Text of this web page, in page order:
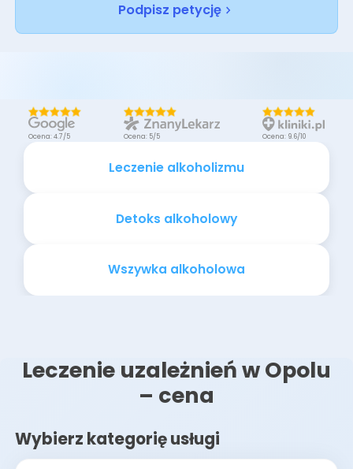
Podpisz petycję
Leczenie alkoholizmu
Detoks alkoholowy
Wszywka alkoholowa
Ocena: 4.7/5 Ocena: 5/5 Ocena: 9.6/10
Leczenie uzależnień w Opolu
– cena
Wybierz kategorię usługi